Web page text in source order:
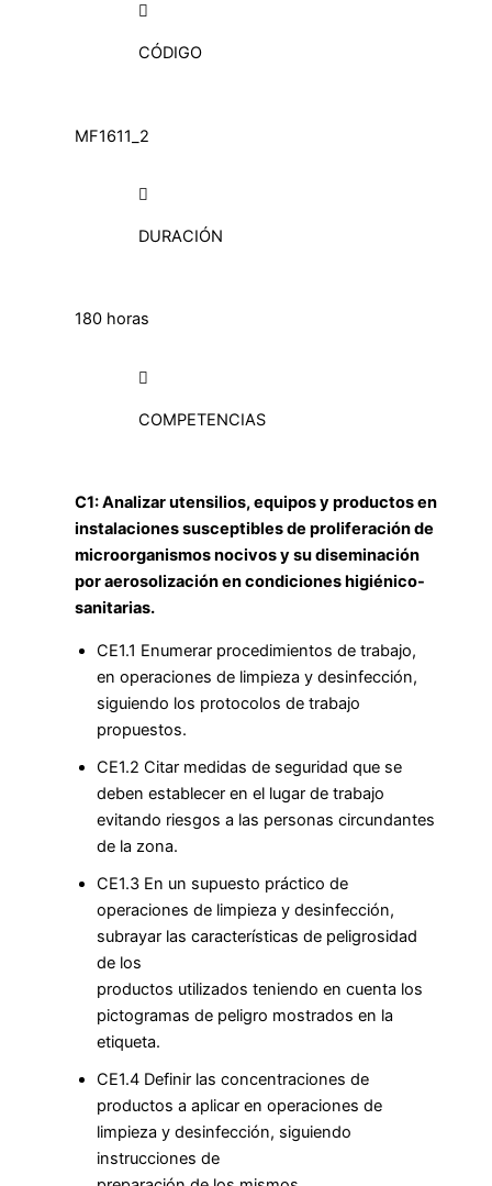
CÓDIGO
MF1611_2
DURACIÓN
180 horas
COMPETENCIAS
C1: Analizar utensilios, equipos y productos en
instalaciones susceptibles de proliferación de
microorganismos nocivos y su diseminación
por aerosolización en condiciones higiénico-
sanitarias.
CE1.1 Enumerar procedimientos de trabajo,
en operaciones de limpieza y desinfección,
siguiendo los protocolos de trabajo
propuestos.
CE1.2 Citar medidas de seguridad que se
deben establecer en el lugar de trabajo
evitando riesgos a las personas circundantes
de la zona.
CE1.3 En un supuesto práctico de
operaciones de limpieza y desinfección,
subrayar las características de peligrosidad
de los
productos utilizados teniendo en cuenta los
pictogramas de peligro mostrados en la
etiqueta.
CE1.4 Definir las concentraciones de
productos a aplicar en operaciones de
limpieza y desinfección, siguiendo
instrucciones de